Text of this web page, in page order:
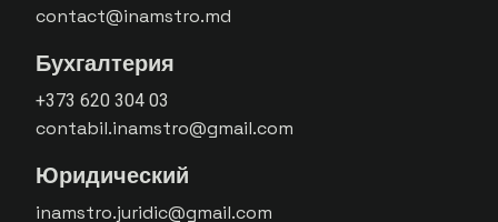
contact@inamstro.md
Бухгалтерия
+373 620 304 03
contabil.inamstro@gmail.com
Юридический
inamstro.juridic@gmail.com